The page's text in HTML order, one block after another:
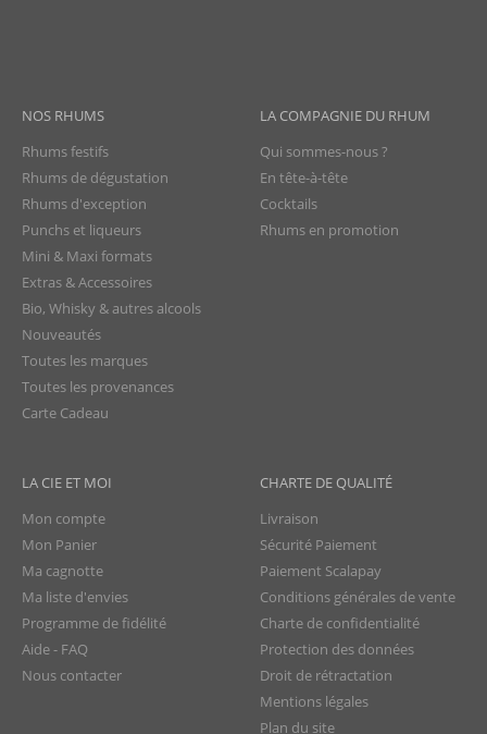
NOS RHUMS
Rhums festifs
Rhums de dégustation
Rhums d'exception
Punchs et liqueurs
Mini & Maxi formats
Extras & Accessoires
Bio, Whisky & autres alcools
Nouveautés
Toutes les marques
Toutes les provenances
Carte Cadeau
LA COMPAGNIE DU RHUM
Qui sommes-nous ?
En tête-à-tête
Cocktails
Rhums en promotion
LA CIE ET MOI
Mon compte
Mon Panier
Ma cagnotte
Ma liste d'envies
Programme de fidélité
Aide - FAQ
Nous contacter
CHARTE DE QUALITÉ
Livraison
Sécurité Paiement
Paiement Scalapay
Conditions générales de vente
Charte de confidentialité
Protection des données
Droit de rétractation
Mentions légales
Plan du site